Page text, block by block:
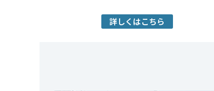
詳しくはこちら